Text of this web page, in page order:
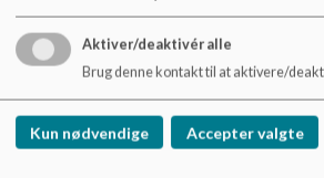
Skanderup-Hjarup Forbundsskole
Hjarupvej 14-16, 6640
forbundsskolen@kolding.dk
+45 79797790
Aktiver/deaktivér alle
Brug denne kontakt til at aktivere/
Kun nødvendige Accepter valgte